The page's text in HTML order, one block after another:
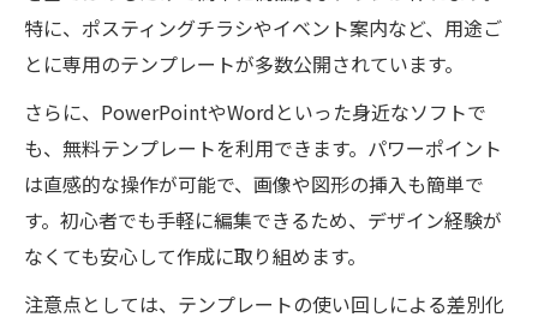
特に、ポスティングチラシやイベント案内など、用途ご
とに専用のテンプレートが多数公開されています。
さらに、PowerPointやWordといった身近なソフトで
も、無料テンプレートを利用できます。パワーポイント
は直感的な操作が可能で、画像や図形の挿入も簡単で
す。初心者でも手軽に編集できるため、デザイン経験が
なくても安心して作成に取り組めます。
注意点としては、テンプレートの使い回しによる差別化